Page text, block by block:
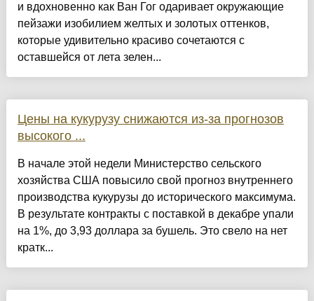
и вдохновенно как Ван Гог одаривает окружающие
пейзажи изобилием желтых и золотых оттенков,
которые удивительно красиво сочетаются с
оставшейся от лета зелен...
Цены на кукурузу снижаются из-за прогнозов
высокого ...
В начале этой недели Министерство сельского
хозяйства США повысило свой прогноз внутреннего
производства кукурузы до исторического максимума.
В результате контракты с поставкой в декабре упали
на 1%, до 3,93 доллара за бушель. Это свело на нет
кратк...